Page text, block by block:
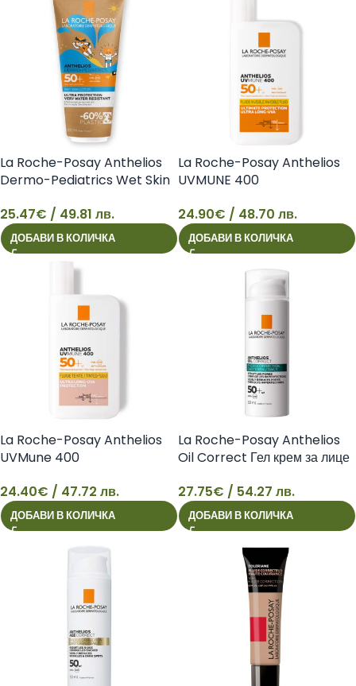
25
La Roche-Posay Anthelios
Dermo-Pediatrics Wet Skin
деца за влажна или суха кожа
SPF50+ 200 мл
3337875845489
25.47€ / 49.81 лв.
ДОБАВИ В КОЛИЧКА
24
La Roche-Posay Anthelios
UVMUNE 400
SPF50+ 50 мл
3337875797597
24.90€ / 48.70 лв.
ДОБАВИ В КОЛИЧКА
24
La Roche-Posay Anthelios
UVMune 400
флуид SPF50+ 50 мл
3337875797641
24.40€ / 47.72 лв.
ДОБАВИ В КОЛИЧКА
27
La Roche-Posay Anthelios
Oil Correct Гел крем за лице
и фотокорекция SPF50+ 50
мл 3337875797467
27.75€ / 54.27 лв.
ДОБАВИ В КОЛИЧКА